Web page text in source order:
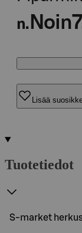
n. Noin
Lisää
Tuotetiedot
S-market